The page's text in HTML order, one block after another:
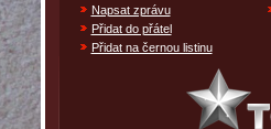
Napsat zprávu
Přidat do přátel
Přidat na černou listinu